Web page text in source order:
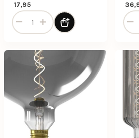
17,95
Calex globe e27 125mm